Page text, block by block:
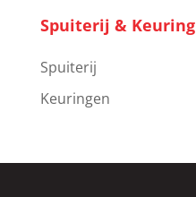
Spuiterij & Keuring
Spuiterij
Keuringen